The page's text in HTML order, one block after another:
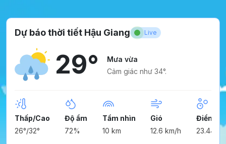
Dự báo thời tiết Hậu Giang Live
29°
Mưa vừa
Cảm giác như 34°.
Thấp/Cao
26°/32°
Độ ẩm
72%
Tầm nhìn
10 km
Gió
12.6 km/h
Điểm
23.44°